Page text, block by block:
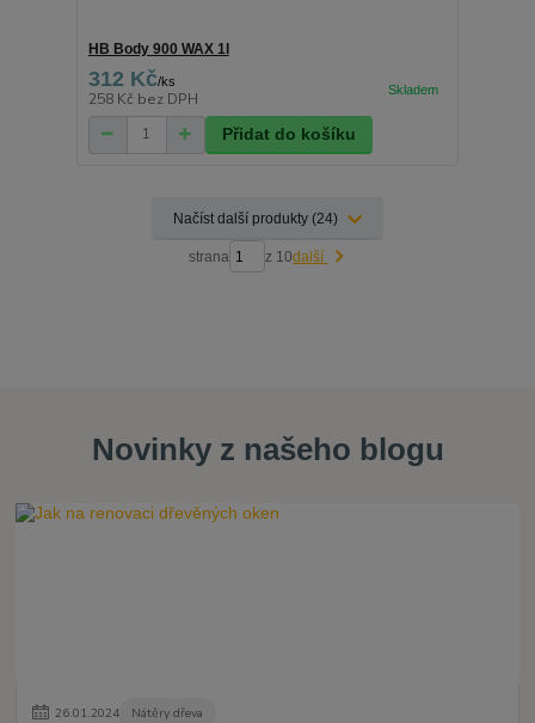
HB Body 900 WAX 1l
312 Kč/ks
258 Kč bez DPH
Přidat do košíku
Načíst další produkty (24)
strana z 10další
Novinky z našeho blogu
26.01.2024 Nátěry dřeva